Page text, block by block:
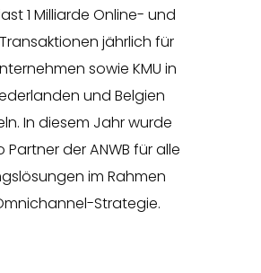
1 Milliarde Online- und
jährlich für
sowie KMU in
und Belgien
In diesem Jahr wurde
Partner der ANWB für alle
im Rahmen
Strategie.